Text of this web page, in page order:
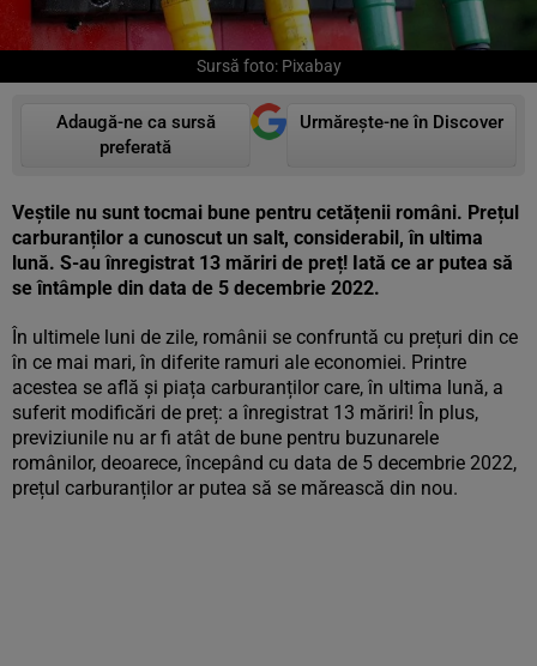
Sursă foto: Pixabay
Adaugă-ne ca sursă
preferată
Urmărește-ne în Discover
Veștile nu sunt tocmai bune pentru cetățenii români. Prețul
carburanților a cunoscut un salt, considerabil, în ultima
lună. S-au înregistrat 13 măriri de preț! Iată ce ar putea să
se întâmple din data de 5 decembrie 2022.
În ultimele luni de zile, românii se confruntă cu prețuri din ce
în ce mai mari, în diferite ramuri ale economiei. Printre
acestea se află și piața carburanților care, în ultima lună, a
suferit modificări de preț: a înregistrat 13 măriri! În plus,
previziunile nu ar fi atât de bune pentru buzunarele
românilor, deoarece, începând cu data de 5 decembrie 2022,
prețul carburanților ar putea să se mărească din nou.